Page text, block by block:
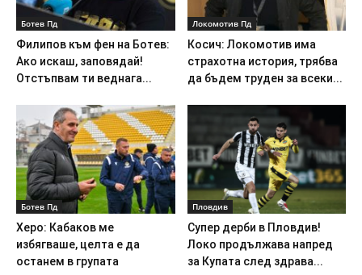
Ботев Пд
Филипов към фен на Ботев:
Ако искаш, заповядай!
Отстъпвам ти веднага...
Локомотив Пд
Косич: Локомотив има
страхотна история, трябва
да бъдем труден за всеки...
Ботев Пд
Херо: Кабаков ме
избягваше, целта е да
останем в групата
Пловдив
Супер дерби в Пловдив!
Локо продължава напред
за Купата след здрава...